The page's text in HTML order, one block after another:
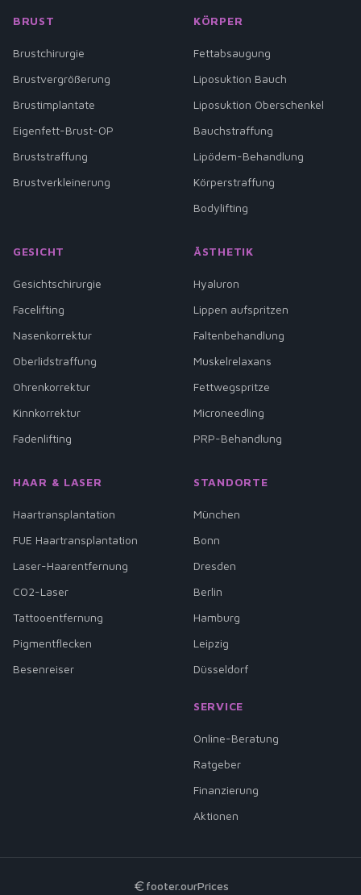
BRUST
Brustchirurgie
Brustvergrößerung
Brustimplantate
Eigenfett-Brust-OP
Bruststraffung
Brustverkleinerung
KÖRPER
Fettabsaugung
Liposuktion Bauch
Liposuktion Oberschenkel
Bauchstraffung
Lipödem-Behandlung
Körperstraffung
Bodylifting
GESICHT
Gesichtschirurgie
Facelifting
Nasenkorrektur
Oberlidstraffung
Ohrenkorrektur
Kinnkorrektur
Fadenlifting
ÄSTHETIK
Hyaluron
Lippen aufspritzen
Faltenbehandlung
Muskelrelaxans
Fettwegspritze
Microneedling
PRP-Behandlung
HAAR & LASER
Haartransplantation
FUE Haartransplantation
Laser-Haarentfernung
CO2-Laser
Tattooentfernung
Pigmentflecken
Besenreiser
STANDORTE
München
Bonn
Dresden
Berlin
Hamburg
Leipzig
Düsseldorf
SERVICE
Online-Beratung
Ratgeber
Finanzierung
Aktionen
footer.ourPrices